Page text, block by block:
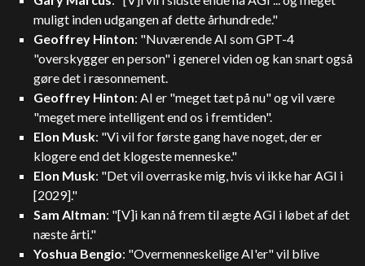
muligt inden udgangen af dette århundrede."
Geoffrey Hinton: "Nuværende AI som GPT-4
"overskygger en person" i generel viden og kan snart også
gøre det i ræsonnement.
Geoffrey Hinton: AI er "meget tæt på nu" og vil være
"meget mere intelligent end os i fremtiden".
Elon Musk: "Vi vil for første gang have noget, der er
klogere end det klogeste menneske."
Elon Musk: "Det vil overraske mig, hvis vi ikke har AGI i
[2029]."
Sam Altman: "[V]i kan nå frem til ægte AGI i løbet af det
næste årti."
Yoshua Bengio: "Overmenneskelige AI'er" vil blive